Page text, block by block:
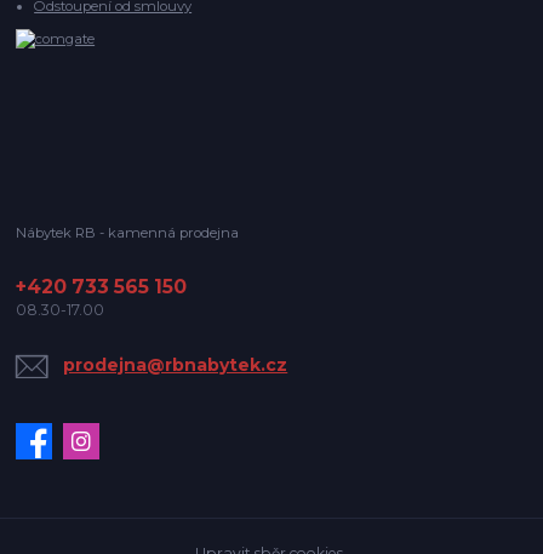
Odstoupení od smlouvy
Nábytek RB - kamenná prodejna
+420 733 565 150
08.30-17.00
prodejna@rbnabytek.cz